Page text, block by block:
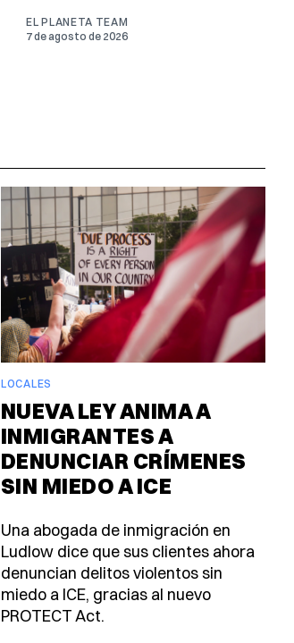
EL PLANETA TEAM
7 de agosto de 2026
LOCALES
NUEVA LEY ANIMA A
INMIGRANTES A
DENUNCIAR CRÍMENES
SIN MIEDO A ICE
Una abogada de inmigración en
Ludlow dice que sus clientes ahora
denuncian delitos violentos sin
miedo a ICE, gracias al nuevo
PROTECT Act.